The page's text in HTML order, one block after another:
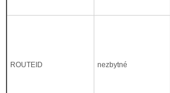
ROUTEID nezbytné